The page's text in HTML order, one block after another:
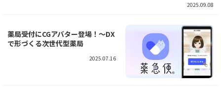
2025.09.08
薬局受付にCGアバター登場！～DX
で形づくる次世代型薬局
2025.07.16